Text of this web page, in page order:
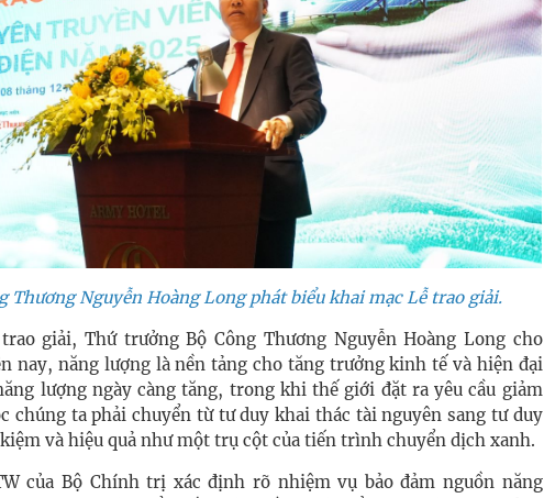
Thương Nguyễn Hoàng Long phát biểu khai mạc Lễ trao giải.
giải, Thứ trưởng Bộ Công Thương Nguyễn Hoàng Long cho
nay, năng lượng là nền tảng cho tăng trưởng kinh tế và hiện đại
lượng ngày càng tăng, trong khi thế giới đặt ra yêu cầu giảm
chúng ta phải chuyển từ tư duy khai thác tài nguyên sang tư duy
và hiệu quả như một trụ cột của tiến trình chuyển dịch xanh.
của Bộ Chính trị xác định rõ nhiệm vụ bảo đảm nguồn năng